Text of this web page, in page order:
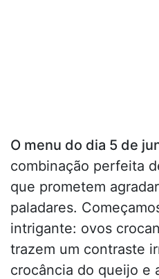
O menu do dia 5 de
combinação perfeita
que prometem
paladares.
intrigante: ovos
trazem um contraste
crocância do queijo e